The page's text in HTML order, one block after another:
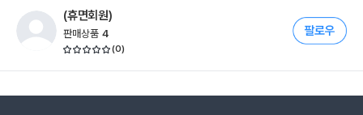
(휴면회원)
판매상품 4
(0)